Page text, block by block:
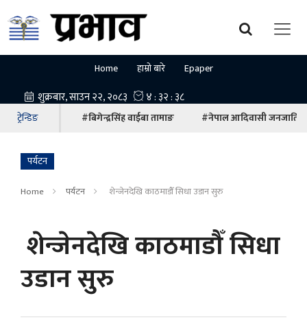
Home हाम्रो बारे Epaper
ट्रेन्डिङ #बिगेन्द्रसिंह वाईबा तामाङ #नेपाल आदिवासी जनजाति
पर्यटन
Home पर्यटन शेन्जेनदेखि काठमाडौँ सिधा उडान सुरु
शेन्जेनदेखि काठमाडौँ सिधा
उडान सुरु